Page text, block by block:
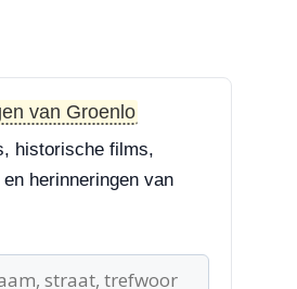
en omgeving
als ik de foto in de
op mijn mobiel...”
te zien naar welke kant
van Groenlo
historische films,
en herinneringen van